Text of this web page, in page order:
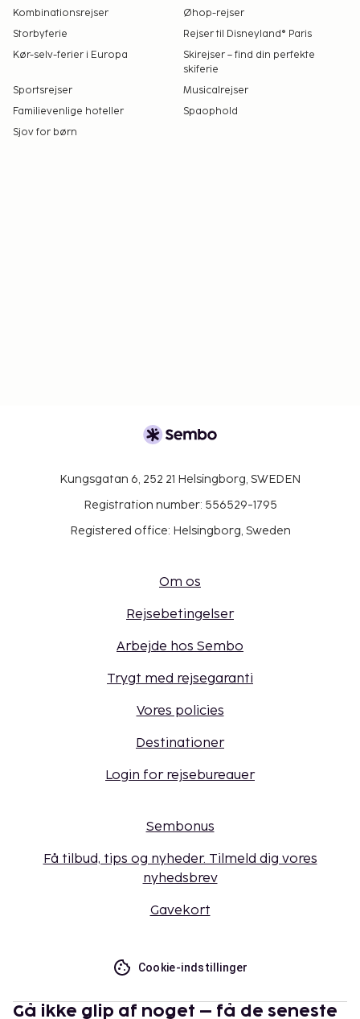
Kombinationsrejser
Øhop-rejser
Storbyferie
Rejser til Disneyland® Paris
Kør-selv-ferier i Europa
Skirejser – find din perfekte
skiferie
Sportsrejser
Musicalrejser
Familievenlige hoteller
Spaophold
Sjov for børn
Kungsgatan 6, 252 21 Helsingborg, SWEDEN
Registration number: 556529-1795
Registered office: Helsingborg, Sweden
Om os
Rejsebetingelser
Arbejde hos Sembo
Trygt med rejsegaranti
Vores policies
Destinationer
Login for rejsebureauer
Sembonus
Få tilbud, tips og nyheder. Tilmeld dig vores
nyhedsbrev
Gavekort
Cookie-indstillinger
Gå ikke glip af noget – få de seneste